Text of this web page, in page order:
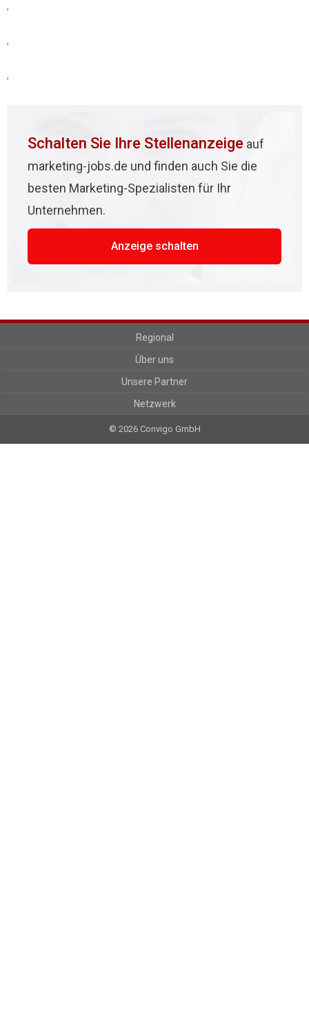
,
,
,
Schalten Sie Ihre Stellenanzeige auf
marketing-jobs.de und finden auch Sie die
besten Marketing-Spezialisten für Ihr
Unternehmen.
Anzeige schalten
Regional
Über uns
Unsere Partner
Netzwerk
© 2026 Convigo GmbH